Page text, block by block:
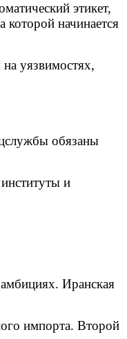
этикет,
начинается
уязвимостях,
обязаны
и
Иранская
импорта. Второй